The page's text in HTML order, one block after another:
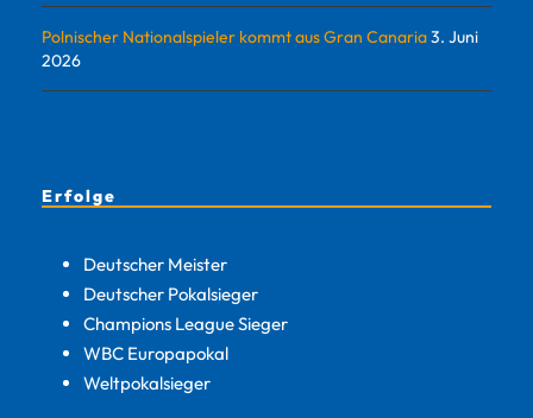
Polnischer Nationalspieler kommt aus Gran Canaria3. Juni
2026
Erfolge
Deutscher Meister
Deutscher Pokalsieger
Champions League Sieger
WBC Europapokal
Weltpokalsieger